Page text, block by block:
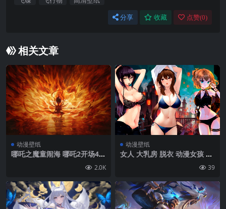
分享 收藏 点赞(0)
相关文章
动漫壁纸
哪吒之魔童闹海 哪吒2开场4K
2.0K
动漫壁纸
女人 大乳房 脱衣 动漫女孩 内
39